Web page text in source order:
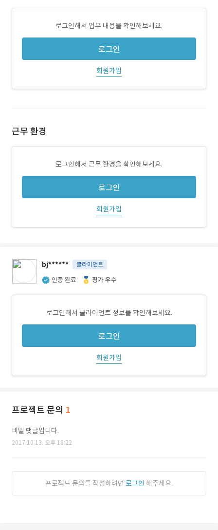
로그인해서 업무 내용을 확인해보세요.
로그인
회원가입
근무 환경
로그인해서 근무 환경을 확인해보세요.
로그인
회원가입
bj****** 클라이언트
인증 완료 평가 우수
로그인해서 클라이언트 정보를 확인해보세요.
로그인
회원가입
프로젝트 문의 1
비밀 댓글입니다.
2017.10.13. 오후 18:22
프로젝트 문의를 작성하려면 로그인 해주세요.